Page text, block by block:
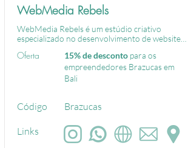
WebMedia Rebels
WebMedia Rebels é um estúdio criativo
especializado no desenvolvimento de websites
Oferta 15% de desconto para os
empreendedores Brazucas em
Bali
Código Brazucas
Links